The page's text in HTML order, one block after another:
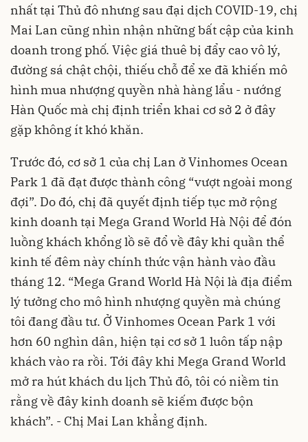
nhất tại Thủ đô nhưng sau đại dịch COVID-19, chị
Mai Lan cũng nhìn nhận những bất cập của kinh
doanh trong phố. Việc giá thuê bị đẩy cao vô lý,
đường sá chật chội, thiếu chỗ để xe đã khiến mô
hình mua nhượng quyền nhà hàng lẩu - nướng
Hàn Quốc mà chị định triển khai cơ sở 2 ở đây
gặp không ít khó khăn.
Trước đó, cơ sở 1 của chị Lan ởVinhomes Ocean
Park 1 đã đạt được thành công “vượt ngoài mong
đợi”. Do đó, chị đã quyết định tiếp tục mở rộng
kinh doanh tại Mega Grand World Hà Nội để đón
luồng khách khổng lồ sẽ đổ về đây khi quần thể
kinh tế đêm này chính thức vận hành vào đầu
tháng 12. “Mega Grand World Hà Nội là địa điểm
lý tưởng cho mô hình nhượng quyền mà chúng
tôi đang đầu tư. Ở Vinhomes Ocean Park 1 với
hơn 60 nghìn dân, hiện tại cơ sở 1 luôn tấp nập
khách vào ra rồi. Tới đây khi Mega Grand World
mở ra hút khách du lịch Thủ đô, tôi có niềm tin
rằng về đây kinh doanh sẽ kiếm được bộn
khách”. - Chị Mai Lan khẳng định.